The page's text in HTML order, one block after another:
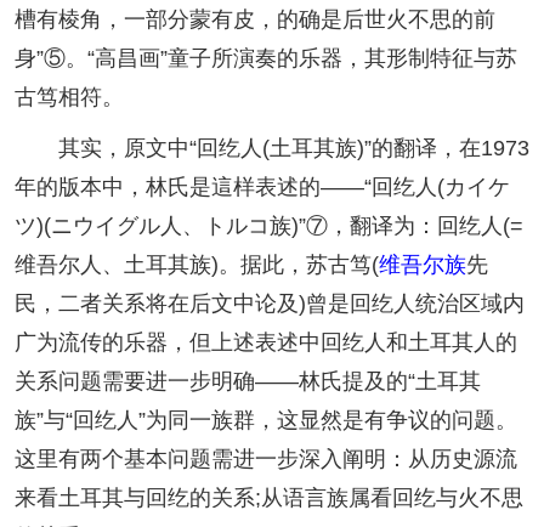
槽有棱角，一部分蒙有皮，的确是后世火不思的前
身”⑤。“高昌画”童子所演奏的乐器，其形制特征与苏
古笃相符。
其实，原文中“回纥人(土耳其族)”的翻译，在1973
年的版本中，林氏是這样表述的——“回纥人(カイケ
ツ)(ニウイグル人、トルコ族)”⑦，翻译为：回纥人(=
维吾尔人、土耳其族)。据此，苏古笃(维吾尔族先
民，二者关系将在后文中论及)曾是回纥人统治区域内
广为流传的乐器，但上述表述中回纥人和土耳其人的
关系问题需要进一步明确——林氏提及的“土耳其
族”与“回纥人”为同一族群，这显然是有争议的问题。
这里有两个基本问题需进一步深入阐明：从历史源流
来看土耳其与回纥的关系;从语言族属看回纥与火不思